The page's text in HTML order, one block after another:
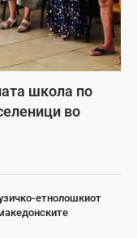
школа по
во
етнолошкиот